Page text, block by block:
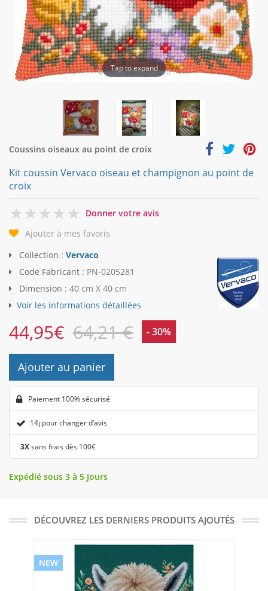
Tap to expand
Coussins oiseaux au point de croix
Kit coussin Vervaco oiseau et champignon au point de
croix
0
Donner votre avis
Ajouter à mes favoris
Collection : Vervaco
Code Fabricant : PN-0205281
Dimension : 40 cm X 40 cm
Voir les informations détaillées
44,95€ 64,21 € - 30%
Ajouter au panier
Paiement 100% sécurisé
14j pour changer d’avis
3Xsans frais dès 100€
Expédié sous 3 à 5 Jours
DÉCOUVREZ LES DERNIERS PRODUITS AJOUTÉS
NEW